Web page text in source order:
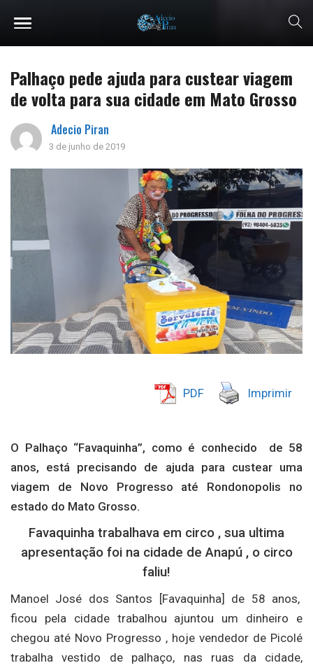
Palhaço pede ajuda para custear viagem
de volta para sua cidade em Mato Grosso
Adecio Piran
3 de junho de 2019
PDF Imprimir
O Palhaço “Favaquinha”, como é conhecido de 58
anos, está precisando de ajuda para custear uma
viagem de Novo Progresso até Rondonopolis no
estado do Mato Grosso.
Favaquinha trabalhava em circo , sua ultima
apresentação foi na cidade de Anapú , o circo
faliu!
Manoel José dos Santos [Favaquinha] de 58 anos,
ficou pela cidade trabalhou ajuntou um dinheiro e
chegou até Novo Progresso , hoje vendedor de Picolé
trabalha vestido de palhaço, nas ruas da cidade,